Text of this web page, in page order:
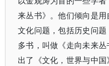
来丛书》。他们倾向是
文化问题，包括历史问
多书，叫做《走向未来
出了《文化，世界与中